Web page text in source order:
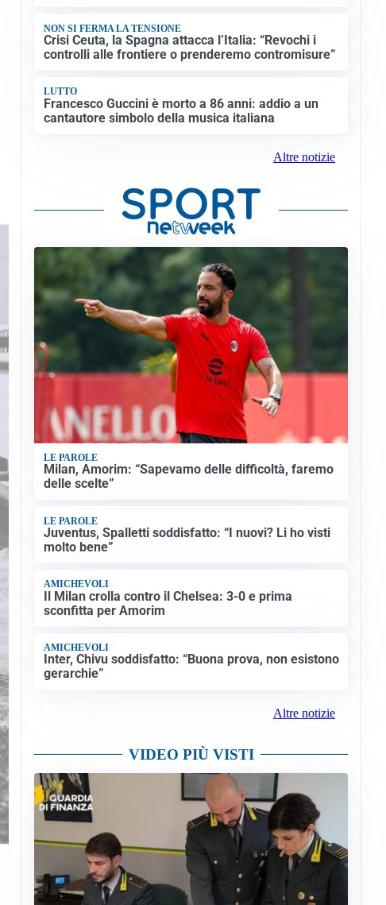
NON SI FERMA LA TENSIONE
Crisi Ceuta, la Spagna attacca l’Italia: “Revochi i
controlli alle frontiere o prenderemo contromisure”
LUTTO
Francesco Guccini è morto a 86 anni: addio a un
cantautore simbolo della musica italiana
Altre notizie
LE PAROLE
Milan, Amorim: “Sapevamo delle difficoltà, faremo
delle scelte”
LE PAROLE
Juventus, Spalletti soddisfatto: “I nuovi? Li ho visti
molto bene”
AMICHEVOLI
Il Milan crolla contro il Chelsea: 3-0 e prima
sconfitta per Amorim
AMICHEVOLI
Inter, Chivu soddisfatto: “Buona prova, non esistono
gerarchie”
Altre notizie
VIDEO PIÙ VISTI